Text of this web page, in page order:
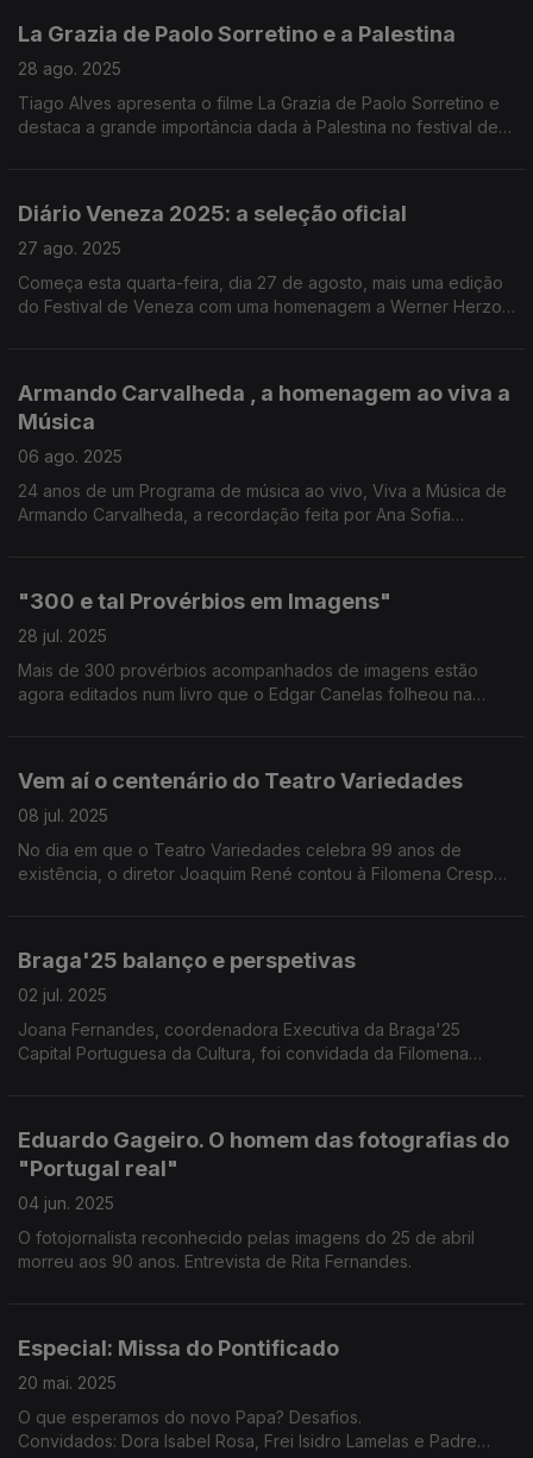
La Grazia de Paolo Sorretino e a Palestina
28 ago. 2025
Tiago Alves apresenta o filme La Grazia de Paolo Sorretino e
destaca a grande importância dada à Palestina no festival de
Diário Veneza 2025: a seleção oficial
27 ago. 2025
Começa esta quarta-feira, dia 27 de agosto, mais uma edição
do Festival de Veneza com uma homenagem a Werner Herzog
Armando Carvalheda , a homenagem ao viva a
Música
06 ago. 2025
24 anos de um Programa de música ao vivo, Viva a Música de
Armando Carvalheda, a recordação feita por Ana Sofia
"300 e tal Provérbios em Imagens"
28 jul. 2025
Mais de 300 provérbios acompanhados de imagens estão
agora editados num livro que o Edgar Canelas folheou na
Vem aí o centenário do Teatro Variedades
08 jul. 2025
No dia em que o Teatro Variedades celebra 99 anos de
existência, o diretor Joaquim René contou à Filomena Crespo
Braga'25 balanço e perspetivas
02 jul. 2025
Joana Fernandes, coordenadora Executiva da Braga'25
Capital Portuguesa da Cultura, foi convidada da Filomena
Eduardo Gageiro. O homem das fotografias do
"Portugal real"
04 jun. 2025
O fotojornalista reconhecido pelas imagens do 25 de abril
morreu aos 90 anos. Entrevista de Rita Fernandes.
Especial: Missa do Pontificado
20 mai. 2025
O que esperamos do novo Papa? Desafios.
Convidados: Dora Isabel Rosa, Frei Isidro Lamelas e Padre